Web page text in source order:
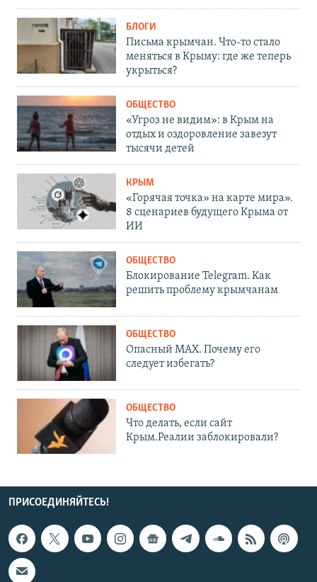
БЛОГИ
Письма крымчан. Что-то стало
меняться в Крыму: где же теперь
укрыться?
ОБЩЕСТВО
«Угроз не видим»: в Крым на
отдых и оздоровление завезут
тысячи детей
КРЫМ
«Горячая точка» на карте мира».
8 сценариев будущего Крыма от
ИИ
ОБЩЕСТВО
Блокирование Telegram. Как
решить проблему крымчанам
ОБЩЕСТВО
Опасный MAX. Почему его
следует избегать?
ОБЩЕСТВО
Что делать, если сайт
Крым.Реалии заблокировали?
ПРИСОЕДИНЯЙТЕСЬ!